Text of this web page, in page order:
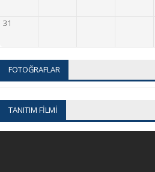
31
FOTOĞRAFLAR
TANITIM FİLMİ